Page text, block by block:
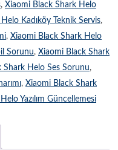
, Xiaomi Black Shark Helo
Kadıköy Teknik Servis,
, Xiaomi Black Shark Helo
Sorunu, Xiaomi Black Shark
Shark Helo Ses Sorunu,
, Xiaomi Black Shark
Yazılım Güncellemesi